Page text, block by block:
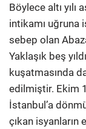
Böylece altı yılı
intikamı uğruna
sebep olan
Yaklaşık beş
kuşatmasında
edilmiştir. Ekim
İstanbul’a
çıkan isyanların